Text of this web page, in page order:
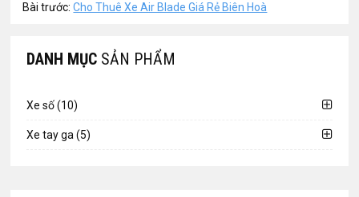
Bài trước:Cho Thuê Xe Air Blade Giá Rẻ Biên Hoà
DANH MỤC SẢN PHẨM
Xe số (10)
Xe tay ga (5)